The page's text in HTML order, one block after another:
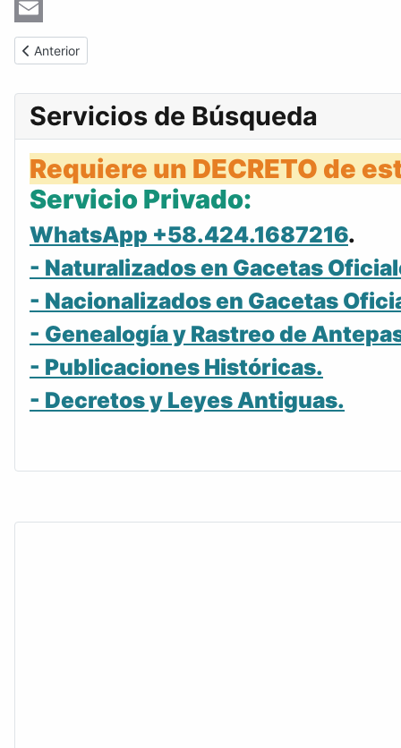
Copy
Link
Email
Artículo anterior: 1953-04-30 Gaceta Oficial Venezuela #376
Anterior
Servicios de Búsqueda
Requiere un DECRETO de
Servicio Privado:
WhatsApp +58.424.1687216.
- Naturalizados en Gacetas
- Nacionalizados en Gacetas
- Genealogía y Rastreo de
- Publicaciones Históricas.
- Decretos y Leyes Antiguas.